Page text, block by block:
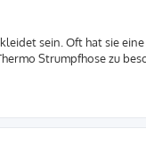
sein. Oft hat sie
Strumpfhose zu